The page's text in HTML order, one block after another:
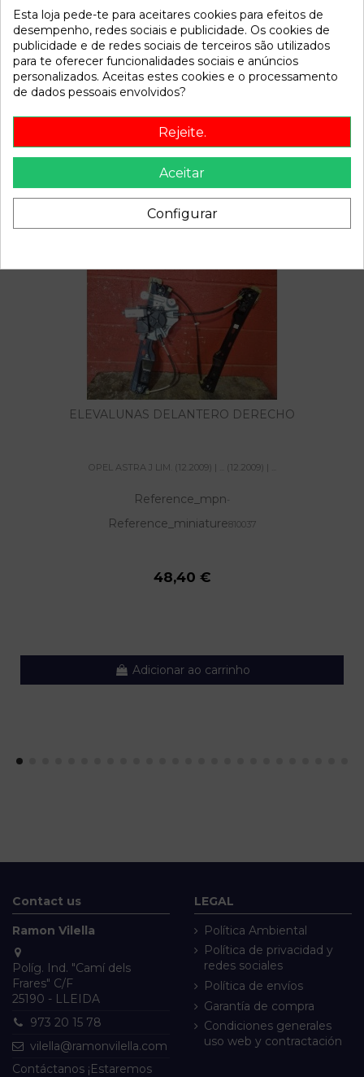
Referência 810049
Disponível a partir de: 2022-04-06
Descrição
Recambio de aforador para opel astra j lim. (12.2009) | ...
(12.2009) | ... referencia OEM IAM 13503686
Também poderá gostar
ELEVALUNAS DELANTERO DERECHO
OPEL ASTRA J LIM. (12.2009) | ... (12.2009) | ...
Reference_mpn-
Reference_miniature810037
48,40 €
Adicionar ao carrinho
Contact us
Ramon Vilella
Políg. Ind. "Camí dels
Frares" C/F
25190 - LLEIDA
973 20 15 78
vilella@ramonvilella.com
Contáctanos ¡Estaremos
LEGAL
Política Ambiental
Política de privacidad y
redes sociales
Política de envíos
Garantía de compra
Condiciones generales
uso web y contractación
Esta loja pede-te para aceitares cookies para efeitos de
desempenho, redes sociais e publicidade. Os cookies de
publicidade e de redes sociais de terceiros são utilizados
para te oferecer funcionalidades sociais e anúncios
personalizados. Aceitas estes cookies e o processamento
de dados pessoais envolvidos?
Rejeite.
Aceitar
Configurar